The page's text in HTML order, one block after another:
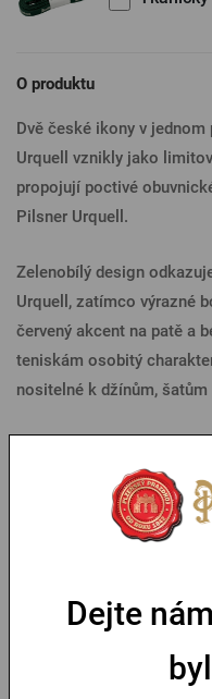
O produktu
Dvě české ikony v
Urquell vznikly jako
propojují poctivé
Pilsner Urquell.
Zelenobílý design
Urquell, zatímco výrazné
červený akcent na patě a
teniskám osobitý
nositelné k džínům,
Jsou to tenisky s českým
radost z věcí, které dávají
Dejte